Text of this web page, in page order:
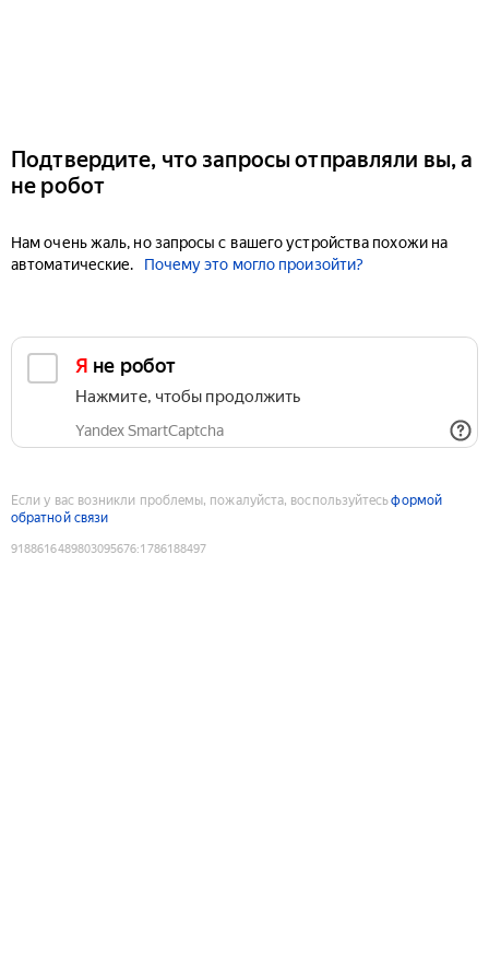
Подтвердите, что запросы отправляли вы, а
не робот
Нам очень жаль, но запросы с вашего устройства похожи на
автоматические.
Почему это могло произойти?
Я не робот
Нажмите, чтобы продолжить
Yandex SmartCaptcha
Если у вас возникли проблемы, пожалуйста, воспользуйтесьформой
обратной связи
9188616489803095676:1786188497